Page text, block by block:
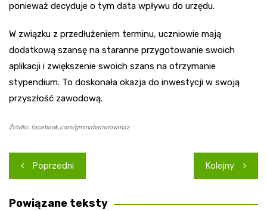
ponieważ decyduje o tym data wpływu do urzędu.
W związku z przedłużeniem terminu, uczniowie mają
dodatkową szansę na staranne przygotowanie swoich
aplikacji i zwiększenie swoich szans na otrzymanie
stypendium. To doskonała okazja do inwestycji w swoją
przyszłość zawodową.
Źródło: facebook.com/gminabaranowmaz
Nawigacja
wpisu
Poprzedni Kolejny
Powiązane teksty